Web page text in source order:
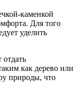
каменкой
Для того
уделить
как дерево или
природы, что